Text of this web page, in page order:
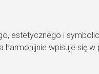
estetycznego i
harmonijnie wpisuje się w